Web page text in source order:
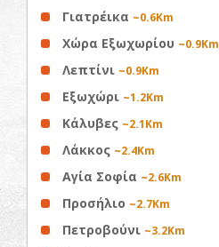
Γιατρέικα ~0.6Km
Χώρα Εξωχωρίου ~0.9Km
Λεπτίνι ~0.9Km
Εξωχώρι ~1.2Km
Κάλυβες ~2.1Km
Λάκκος ~2.4Km
Αγία Σοφία ~2.6Km
Προσήλιο ~2.7Km
Πετροβούνι ~3.2Km